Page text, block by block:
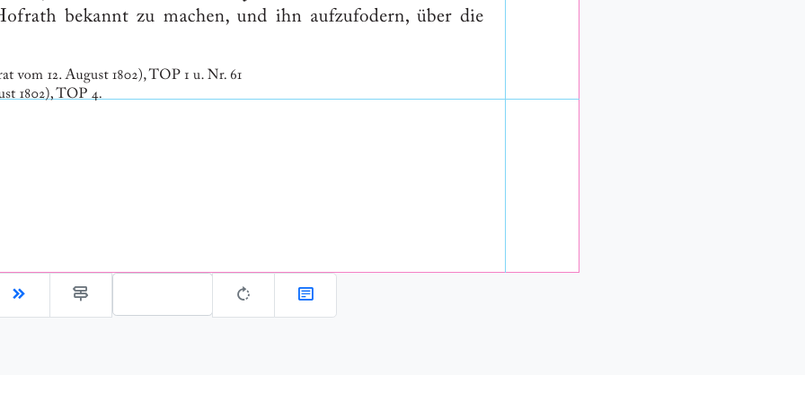
Gehe zu Seite: